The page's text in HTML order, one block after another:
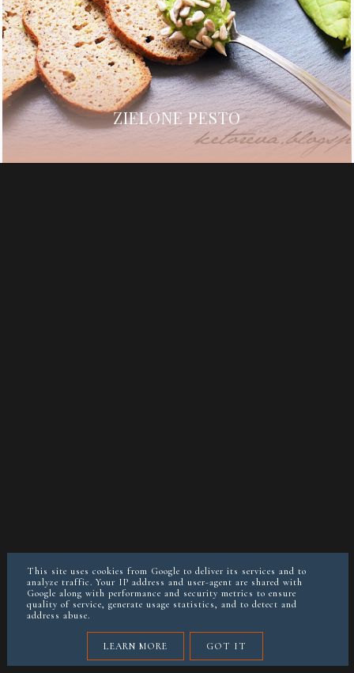
ZIELONE PESTO
POSTAW MI KAWĘ JEŚLI CHCESZ
instagram @keto__reva
COPYRIGHT ©KETOREVA.PL (BLOG&DIETETYKA)
BLOG DESIGN:
KAROGRAFIA.PL
This site uses cookies from Google to deliver its services and to
analyze traffic. Your IP address and user-agent are shared with
Google along with performance and security metrics to ensure
quality of service, generate usage statistics, and to detect and
address abuse.
LEARN MORE GOT IT